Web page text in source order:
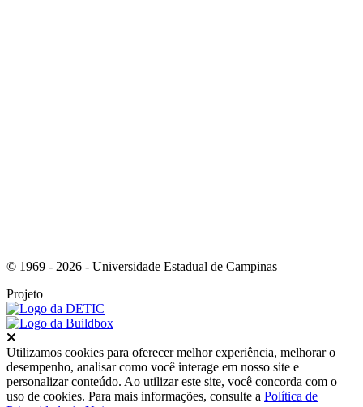
© 1969 - 2026 - Universidade Estadual de Campinas
Projeto
Utilizamos cookies para oferecer melhor experiência, melhorar o
desempenho, analisar como você interage em nosso site e
personalizar conteúdo. Ao utilizar este site, você concorda com o
uso de cookies. Para mais informações, consulte a Política de